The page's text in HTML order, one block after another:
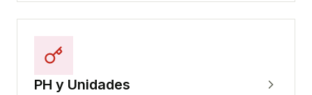
PH y Unidades